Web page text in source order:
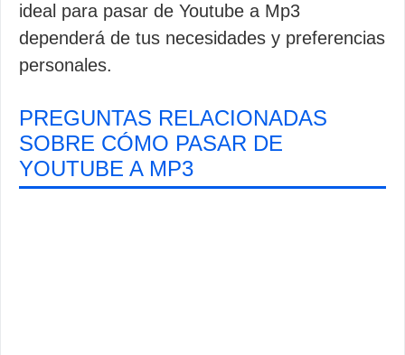
ideal para pasar de Youtube a Mp3
dependerá de tus necesidades y preferencias
personales.
PREGUNTAS RELACIONADAS
SOBRE CÓMO PASAR DE
YOUTUBE A MP3